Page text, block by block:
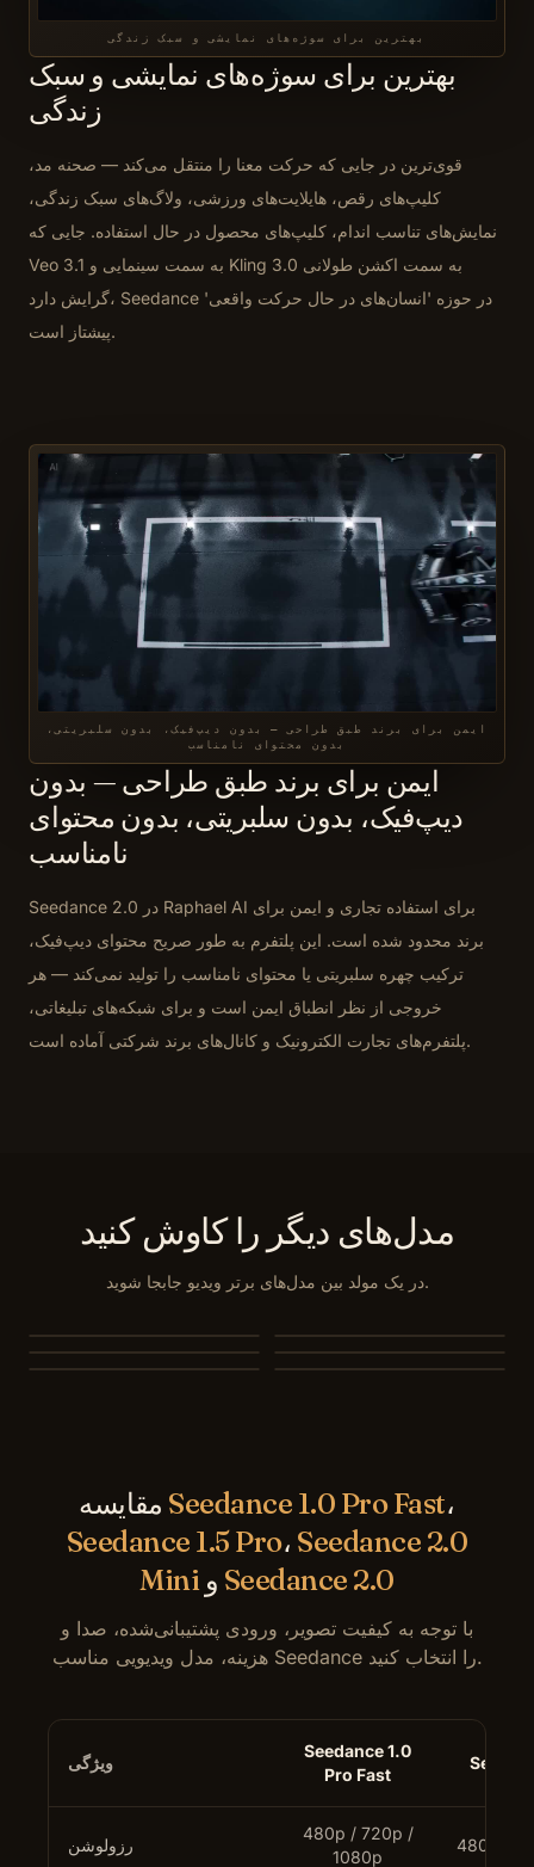
بهترین برای سوژه‌های نمایشی و سبک زندگی
بهترین برای سوژه‌های نمایشی و سبک
زندگی
قوی‌ترین در جایی که حرکت معنا را منتقل می‌کند — صحنه مد،
کلیپ‌های رقص، هایلایت‌های ورزشی، ولاگ‌های سبک زندگی،
نمایش‌های تناسب اندام، کلیپ‌های محصول در حال استفاده. جایی که
Veo 3.1 به سمت سینمایی و Kling 3.0 به سمت اکشن طولانی
گرایش دارد، Seedance در حوزه 'انسان‌های در حال حرکت واقعی'
پیشتاز است.
ایمن برای برند طبق طراحی — بدون دیپ‌فیک، بدون سلبریتی،
بدون محتوای نامناسب
ایمن برای برند طبق طراحی — بدون
دیپ‌فیک، بدون سلبریتی، بدون محتوای
نامناسب
Seedance 2.0 در Raphael AI برای استفاده تجاری و ایمن برای
برند محدود شده است. این پلتفرم به طور صریح محتوای دیپ‌فیک،
ترکیب چهره سلبریتی یا محتوای نامناسب را تولید نمی‌کند — هر
خروجی از نظر انطباق ایمن است و برای شبکه‌های تبلیغاتی،
پلتفرم‌های تجارت الکترونیک و کانال‌های برند شرکتی آماده است.
مدل‌های دیگر را کاوش کنید
در یک مولد بین مدل‌های برتر ویدیو جابجا شوید.
Seedance 1.0 Pro Fast،
Seedance 1.5 Pro، Seedance 2.0
Mini
Seedance 2.0
با توجه به کیفیت تصویر، ورودی پشتیبانی‌شده، صدا و
هزینه، مدل ویدیویی مناسب Seedance را انتخاب کنید.
ویژگی
Seedance 1.0
Pro Fast
رزولوشن
480p / 720p /
1080p
480p /